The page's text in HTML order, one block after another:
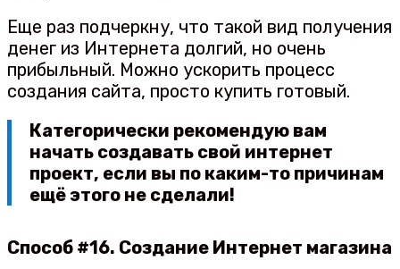
Еще раз подчеркну, что такой вид получения
денег из Интернета долгий, но очень
прибыльный. Можно ускорить процесс
создания сайта, просто купить готовый.
Категорически рекомендую вам
начать создавать свой интернет
проект, если вы по каким-то причинам
ещё этого не сделали!
Способ #16. Создание Интернет магазина